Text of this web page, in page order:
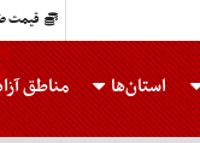
قیمت
استان‌ها مناطق